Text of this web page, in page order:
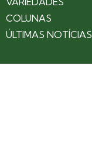
COLUNAS
ÚLTIMAS NOTÍCIAS